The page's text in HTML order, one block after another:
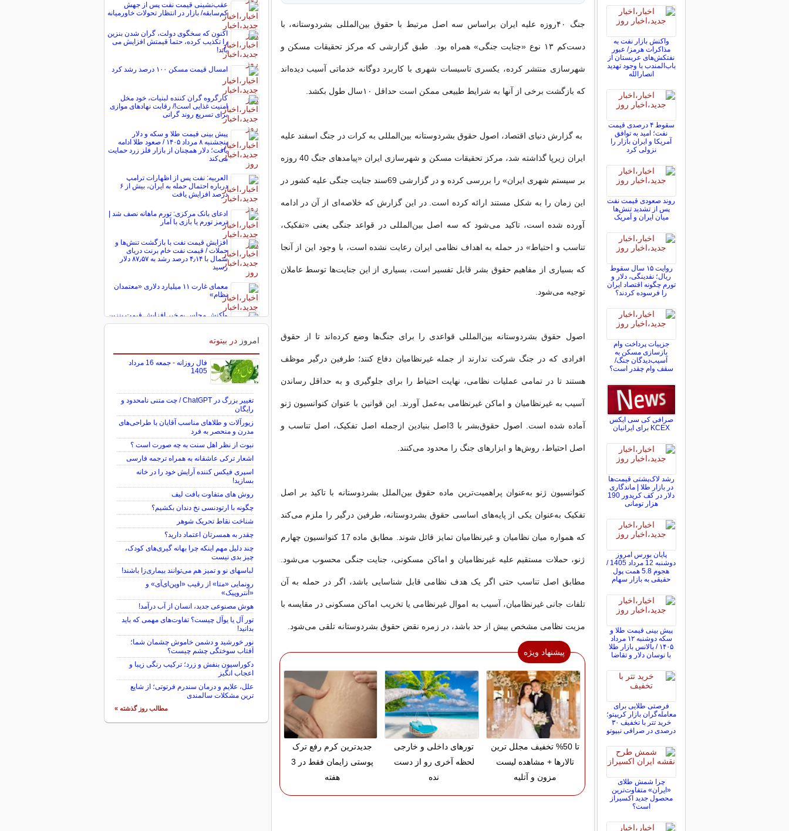
جنگ ۴۰روزه علیه ایران براساس سه اصل مرتبط با حقوق بین‌المللی بشردوستانه، با
دست‌کم ۱۳ نوع «جنایت جنگی» همراه بود. طبق گزارشی که مرکز تحقیقات مسکن و
شهرسازی منتشر کرده، یکسری تاسیسات شهری با کاربرد دوگانه خدماتی آسیب دیده‌اند
که بازگشت برخی از آنها به شرایط طبیعی ممکن است حداقل ۱۰سال طول بکشد.
به گزارش دنیای اقتصاد، اصول حقوق بشردوستانه بین‌المللی به کرات در جنگ اسفند علیه
ایران زیرپا گذاشته شد، مرکز تحقیقات مسکن و شهرسازی ایران «پیامدهای جنگ 40 روزه
بر سیستم شهری ایران» را بررسی کرده و در گزارشی 69سند جنایت جنگی علیه کشور در
این زمان را به شکل مستند ارائه کرده است. در این گزارش که خلاصه‌ای از آن در ادامه
آورده شده است، تاکید می‌شود که سه اصل بین‌المللی در قواعد جنگی یعنی «تفکیک،
تناسب و احتیاط» در حمله به اهداف نظامی ایران رعایت نشده است، با وجود این از آنجا
که بسیاری از مفاهیم حقوق بشر قابل تفسیر است، بسیاری از این جنایت‌ها توسط عاملان
توجیه می‌شود.
اصول حقوق بشردوستانه بین‌المللی قواعدی را برای جنگ‌ها وضع کرده‌اند تا از حقوق
افرادی که در جنگ شرکت ندارند از جمله غیرنظامیان دفاع کنند؛ طرفین درگیر موظف
هستند تا در تمامی عملیات نظامی، نهایت احتیاط را برای جلوگیری و به حداقل رساندن
آسیب به غیرنظامیان و اماکن غیرنظامی به‌عمل آورند. این قوانین با عنوان کنوانسیون ژنو
آماده شده است. اصول حقوق‌بشر با 3اصل بنیادین ازجمله اصل تفکیک، اصل تناسب و
اصل احتیاط، روش‌ها و ابزارهای جنگ را محدود می‌کنند.
کنوانسیون ژنو به‌عنوان پراهمیت‌ترین ماده حقوق بین‌الملل بشردوستانه با تاکید بر اصل
تفکیک به‌عنوان یکی از پایه‌های اساسی حقوق بشردوستانه، طرفین درگیر را ملزم می‌کند
که همواره میان نظامیان و غیرنظامیان تمایز قائل شوند. مطابق ماده 17 کنوانسیون چهارم
ژنو، حملات مستقیم علیه غیرنظامیان و اماکن مسکونی، جنایت جنگی محسوب می‌شود.
مطابق اصل تناسب حتی اگر یک هدف نظامی قابل شناسایی باشد، اگر در حمله به آن
تلفات جانی غیرنظامیان، آسیب به اموال غیرنظامی یا تخریب اماکن مسکونی در مقایسه با
مزیت نظامی مشخص بیش از حد باشد، در زمره نقض حقوق بشردوستانه تلقی می‌شود.
پیشنهاد ویژه
تا 50% تخفیف مجلل ترین
تالارها + مشاهده لیست
مزون و آتلیه
تورهای داخلی و خارجی
لحظه آخری رو از دست
نده
جدیدترین کرم رفع ترک
پوستی زایمان فقط در 3
هفته
واکنش بازار نفت به
مذاکرات هرمز/ عبور
نفتکش‌های عربستان از
باب‌المندب با وجود تهدید
انصارالله
سقوط ۴ درصدی قیمت
نفت؛ امید به توافق
آمریکا و ایران بازار را
نزولی کرد
روند صعودی قیمت نفت
پس از تشدید تنش‌ها
میان ایران و آمریک
روایت ۱۵ سال سقوط
ریال؛ نقدینگی، دلار و
تورم چگونه اقتصاد ایران
را فرسوده کردند؟
جزییات پرداخت وام
بازسازی مسکن به
آسیب‌دیدگان جنگ/
سقف وام چقدر است؟
صرافی کی سی ایکس
KCEX برای ایرانیان
رشد لاک‌پشتی قیمت‌ها
در بازار طلا | ماندگاری
دلار در کف کریدور 190
هزار تومانی
پایان بورس امروز
دوشنبه 12 مرداد 1405 /
هجوم 5.8 همت پول
حقیقی به بازار سهام
پیش ‌بینی قیمت طلا و
سکه دوشنبه ۱۲ مرداد
۱۴۰۵ / بالانس بازار طلا
با نوسان دلار و تقاضا
فرصتی طلایی برای
معامله‌گران بازار کریپتو؛
خرید تتر با تخفیف ۳۰
درصدی در صرافی نیپوتو
چرا شمش طلای
«ایران» متفاوت‌ترین
محصول جدید اکسیراز
است؟
عقب‌نشینی قیمت نفت پس از جهش
کم‌سابقه/ بازار در انتظار تحولات خاورمیانه
اکنون که سخگوی دولت، گران شدن بنزین
را تکذیب کرده، حتما قیمتش افزایش می
یابد!
امسال قیمت مسکن ۱۰۰ درصد رشد کرد
کارگروه گران کننده لبنیات، خود مخل
امنیت غذایی است!/ رقابت نهاد‌های موازی
برای تسریع روند گرانی
پیش ‌بینی قیمت طلا و سکه و دلار
پنجشنبه ۸ مرداد ۱۴۰۵ / صعود طلا ادامه
یافت؛ دلار همچنان از بازار فلز زرد حمایت
می‌کند
العربیه: نفت پس از اظهارات ترامپ
درباره احتمال حمله به ایران، بیش از ۶
درصد افزایش یافت
ادعای بانک مرکزی: تورم ماهانه نصف شد |
ترمز تورم یا بازی با آمار
افزایش قیمت نفت با بازگشت تنش‌ها و
حملات / قیمت نفت خام برنت دریای
شمال با ۴٫۱۴ درصد رشد به ۸۷٫۵۷ دلار
رسید
معمای غارت ۱۱ میلیارد دلاری «معتمدان
نظام»
واکنش مجلس به خبر افزایش قیمت بنزین
امروز در بیتوته
فال روزانه - جمعه 16 مرداد
1405
تغییر بزرگ در ChatGPT / چت متنی نامحدود و
رایگان
زیورآلات و طلاهای مناسب آقایان با طراحی‌های
مدرن و منحصر به فرد
نبوت از نظر اهل سنت به چه صورت است ؟
اشعار ترکی عاشقانه به همراه ترجمه فارسی
اسپری فیکس کننده آرایش خود را در خانه
بسازید!
روش های متفاوت بافت لیف
چگونه با ارتودنسی نخ دندان بکشیم؟
شناخت نقاط تحریک شوهر
چقدر به همسرتان اعتماد دارید؟
چند دلیل مهم اینکه چرا بهانه گیری‌های کودک،
چیز بدی نیست
لباس‎های نو و تمیز هم می‌توانند بیماری‌زا باشند!
رونمایی «متا» از رقیب «اوپن‌ای‌آی» و
«آنتروپیک»
هوش مصنوعی جدید، انسان از آب درآمد!
تور آل یا یوآل چیست؟ تفاوت‌های مهمی که باید
بدانید!
نور خورشید و دشمن خاموش چشمان شما؛
آفتاب سوختگی چشم چیست؟
دکوراسیون بنفش و زرد؛ ترکیب رنگی زیبا و
اعجاب انگیز
علل، علایم و درمان سندرم فرتوتی؛ از شایع
ترین مشکلات سالمندی
مطالب روز گذشته »